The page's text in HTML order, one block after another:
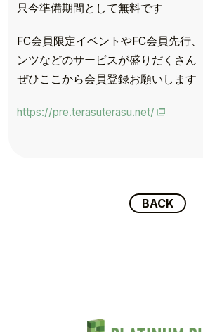
TOP
TOPICS
SCHEDULE
COMPANY
只今準備期間として無料です
FC会員限定イベントやFC会員先行
ンツなどのサービスが盛りだくさん
ぜひここから会員登録お願いします
https://pre.terasuterasu.net/
BACK